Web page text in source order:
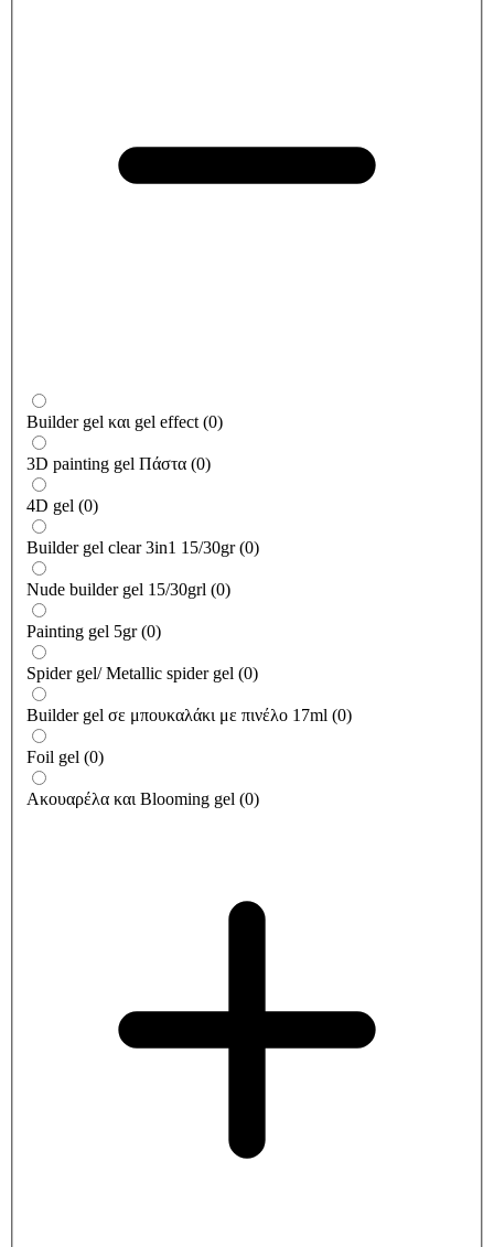
Builder gel και gel effect (0)
3D painting gel Πάστα (0)
4D gel (0)
Builder gel clear 3in1 15/30gr (0)
Nude builder gel 15/30grl (0)
Painting gel 5gr (0)
Spider gel/ Metallic spider gel (0)
Builder gel σε μπουκαλάκι με πινέλο 17ml (0)
Foil gel (0)
Ακουαρέλα και Blooming gel (0)